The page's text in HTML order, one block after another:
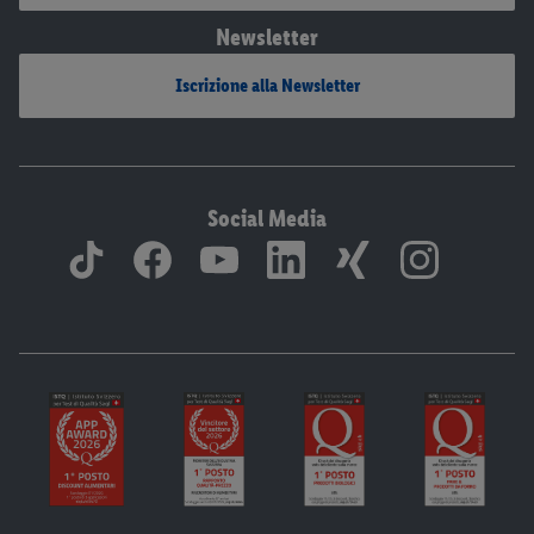
Newsletter
Iscrizione alla Newsletter
Social Media